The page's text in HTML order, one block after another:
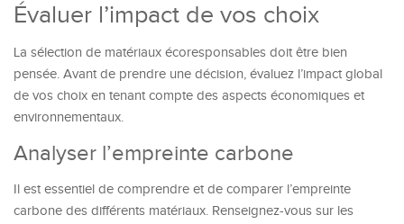
Évaluer l’impact de vos choix
La sélection de matériaux écoresponsables doit être bien
pensée. Avant de prendre une décision, évaluez l’impact global
de vos choix en tenant compte des aspects économiques et
environnementaux.
Analyser l’empreinte carbone
Il est essentiel de comprendre et de comparer l’empreinte
carbone des différents matériaux. Renseignez-vous sur les